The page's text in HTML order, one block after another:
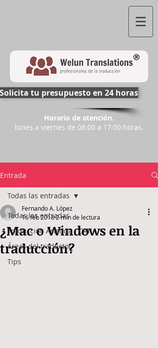
Solicita tu presupuesto en 24 horas
Horario de atención.
lunes a viernes de 08:00 a 17:00 horas.
Entrada
Todas las entradas
Traducción Asistida - CAT
Áreas del traductor
Tips
Todas las entradas
¿Mac o Windows en la
traducción?
Fernando A. López
16 feb 20182 min de lectura